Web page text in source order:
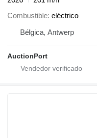
Combustible eléctrico
Bélgica, Antwerp
AuctionPort